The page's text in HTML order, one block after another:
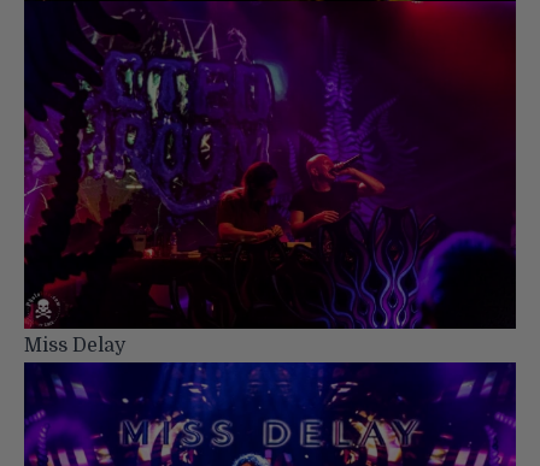
Miss Delay